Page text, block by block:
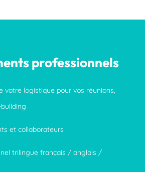
professionnels
votre logistique pour vos réunions,
et collaborateurs
trilingue français / anglais /